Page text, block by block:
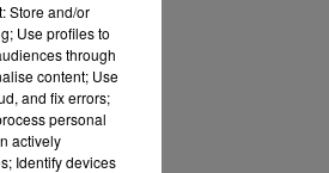
Store and/or
Use profiles to
through
content; Use
and fix errors;
personal
actively
Identify devices